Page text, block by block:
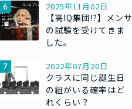
2025年11月02日
【高IQ集団!?】メンサ
の試験を受けてきま
した。
2022年07月20日
クラスに同じ誕生日
の組がいる確率はど
れくらい？